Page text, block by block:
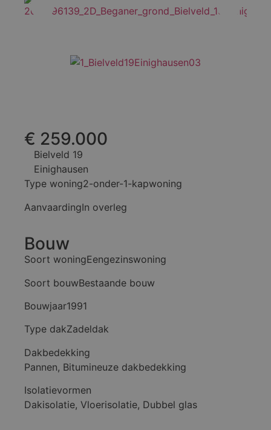
€ 259.000
Bielveld 19
Einighausen
Type woning2-onder-1-kapwoning
AanvaardingIn overleg
Bouw
Soort woningEengezinswoning
Soort bouwBestaande bouw
Bouwjaar1991
Type dakZadeldak
Dakbedekking
Pannen, Bitumineuze dakbedekking
Isolatievormen
Dakisolatie, Vloerisolatie, Dubbel glas